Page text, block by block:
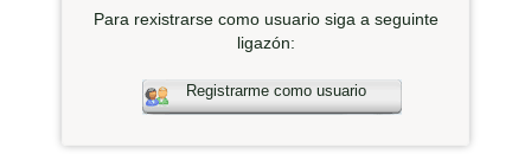
Para rexistrarse como usuario siga a seguinte
ligazón:
Registrarme como usuario